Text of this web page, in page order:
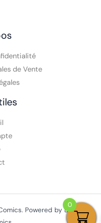
de Vente
Powered by Diable
0